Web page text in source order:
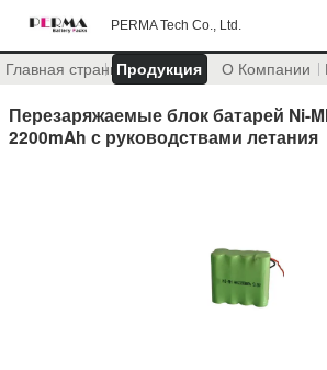
PERMA Tech Co., Ltd.
Главная страницаПродукция О Компании
Перезаряжаемые блок батарей Ni-
2200mAh с руководствами летания